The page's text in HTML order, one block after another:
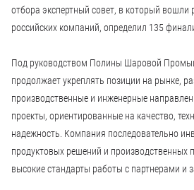
отбора экспертный совет, в который вошли
российских компаний, определил 135
Под руководством Полины Шаровой
продолжает укреплять позиции на рынке,
производственные и инженерные
проекты, ориентированные на качество,
надежность. Компания последовательно
продуктовых решений и производственных
высокие стандарты работы с партнерами и